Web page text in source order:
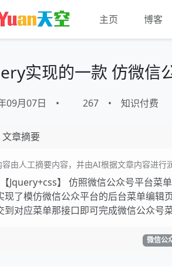
主页 博客
实现的一款 仿微信
09月07日 • 267 • 知识付费
文章摘要
容由人工摘要内容，并由AI根据文章内容进行
【Jquery+css】 仿照微信公众号平台菜
现了模仿微信公众平台的后台菜单编
到对应菜单那接口即可完成微信公众号
微信公